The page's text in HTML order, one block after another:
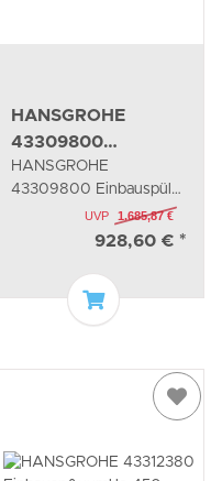
HANSGROHE
43309800
Einbauspüle
180x450
HANSGROHE
43309800 Einbauspüle
UVP 1.685,87 €
928,60 € *
In den